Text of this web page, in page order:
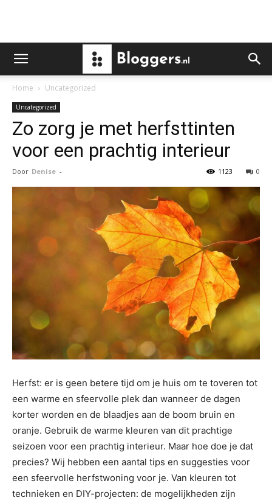
Home Uncategorized
Uncategorized
Zo zorg je met herfsttinten
voor een prachtig interieur
Door Denise - 0
1123
Herfst: er is geen betere tijd om je huis om te toveren tot
een warme en sfeervolle plek dan wanneer de dagen
korter worden en de blaadjes aan de boom bruin en
oranje. Gebruik de warme kleuren van dit prachtige
seizoen voor een prachtig interieur. Maar hoe doe je dat
precies? Wij hebben een aantal tips en suggesties voor
een sfeervolle herfstwoning voor je. Van kleuren tot
technieken en DIY-projecten: de mogelijkheden zijn